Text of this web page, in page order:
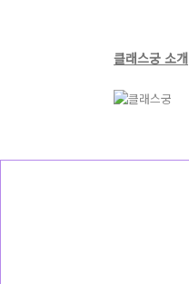
클래스궁 소개